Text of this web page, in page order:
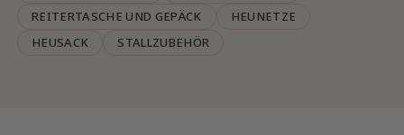
REITERTASCHE UND GEPÄCK
HEUNETZE
HEUSACK
STALLZUBEHÖR